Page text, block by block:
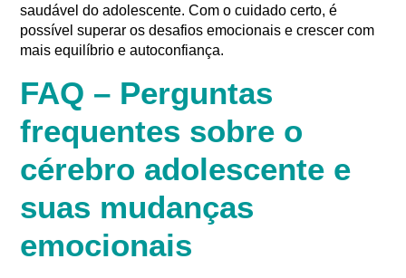
saudável do adolescente. Com o cuidado certo, é
possível superar os desafios emocionais e crescer com
mais equilíbrio e autoconfiança.
FAQ – Perguntas
frequentes sobre o
cérebro adolescente e
suas mudanças
emocionais